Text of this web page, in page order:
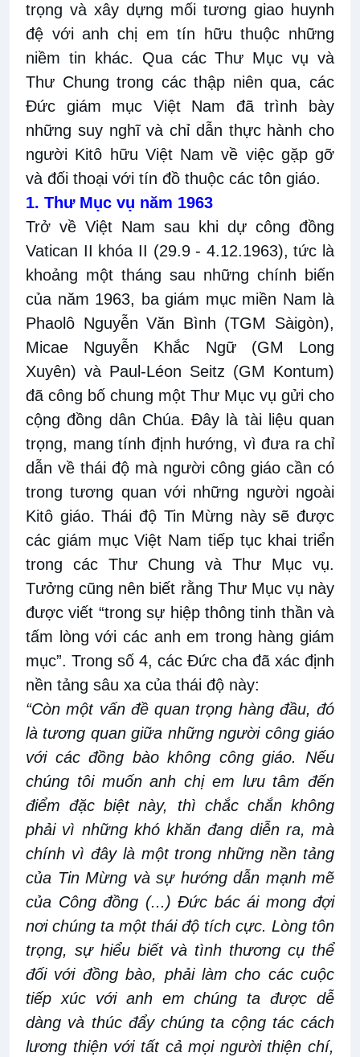
trọng và xây dựng mối tương giao huynh
đệ với anh chị em tín hữu thuộc những
niềm tin khác. Qua các Thư Mục vụ và
Thư Chung trong các thập niên qua, các
Đức giám mục Việt Nam đã trình bày
những suy nghĩ và chỉ dẫn thực hành cho
người Kitô hữu Việt Nam về việc gặp gỡ
và đối thoại với tín đồ thuộc các tôn giáo.
1. Thư Mục vụ năm 1963
Trở về Việt Nam sau khi dự công đồng
Vatican II khóa II (29.9 - 4.12.1963), tức là
khoảng một tháng sau những chính biến
của năm 1963, ba giám mục miền Nam là
Phaolô Nguyễn Văn Bình (TGM Sàigòn),
Micae Nguyễn Khắc Ngữ (GM Long
Xuyên) và Paul-Léon Seitz (GM Kontum)
đã công bố chung một Thư Mục vụ gửi cho
cộng đồng dân Chúa. Đây là tài liệu quan
trọng, mang tính định hướng, vì đưa ra chỉ
dẫn về thái độ mà người công giáo cần có
trong tương quan với những người ngoài
Kitô giáo. Thái độ Tin Mừng này sẽ được
các giám mục Việt Nam tiếp tục khai triển
trong các Thư Chung và Thư Mục vụ.
Tưởng cũng nên biết rằng Thư Mục vụ này
được viết “trong sự hiệp thông tinh thần và
tấm lòng với các anh em trong hàng giám
mục”. Trong số 4, các Đức cha đã xác định
nền tảng sâu xa của thái độ này:
“Còn một vấn đề quan trọng hàng đầu, đó
là tương quan giữa những người công giáo
với các đồng bào không công giáo. Nếu
chúng tôi muốn anh chị em lưu tâm đến
điểm đặc biệt này, thì chắc chắn không
phải vì những khó khăn đang diễn ra, mà
chính vì đây là một trong những nền tảng
của Tin Mừng và sự hướng dẫn mạnh mẽ
của Công đồng (...) Đức bác ái mong đợi
nơi chúng ta một thái độ tích cực. Lòng tôn
trọng, sự hiểu biết và tình thương cụ thể
đối với đồng bào, phải làm cho các cuộc
tiếp xúc với anh em chúng ta được dễ
dàng và thúc đẩy chúng ta cộng tác cách
lương thiện với tất cả mọi người thiện chí,